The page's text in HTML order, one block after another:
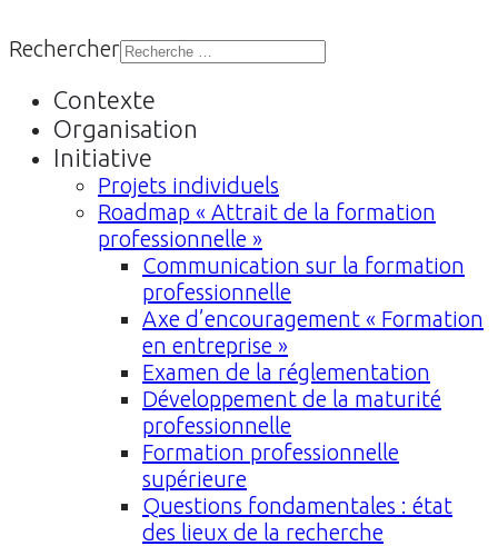
Rechercher
Contexte
Organisation
Initiative
Projets individuels
Roadmap « Attrait de la formation
professionnelle »
Communication sur la formation
professionnelle
Axe d’encouragement « Formation
en entreprise »
Examen de la réglementation
Développement de la maturité
professionnelle
Formation professionnelle
supérieure
Questions fondamentales : état
des lieux de la recherche